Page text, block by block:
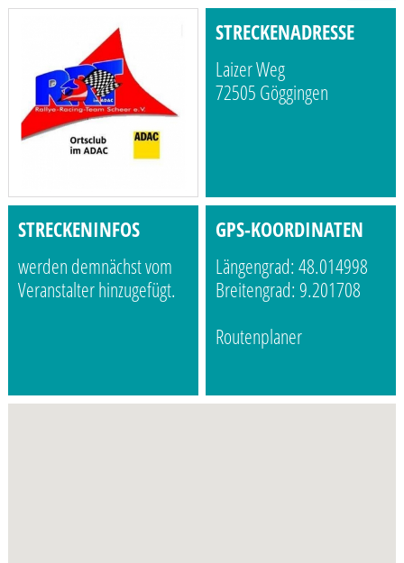
STRECKENADRESSE
Laizer Weg
72505 Göggingen
STRECKENINFOS
werden demnächst vom
Veranstalter hinzugefügt.
GPS-KOORDINATEN
Längengrad: 48.014998
Breitengrad: 9.201708
Routenplaner